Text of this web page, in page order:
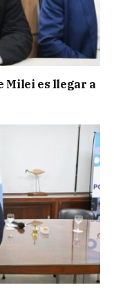
Milei es llegar a